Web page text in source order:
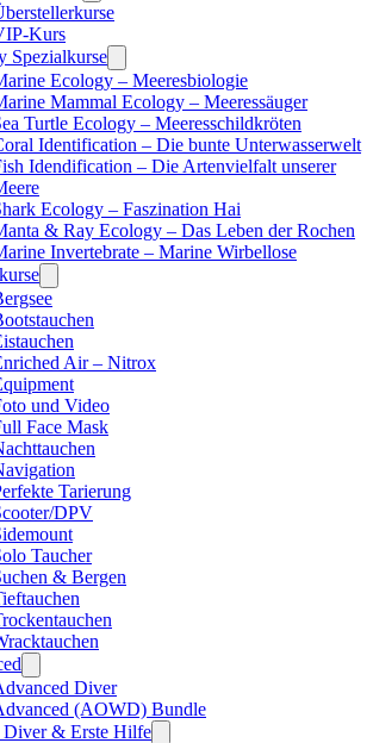
Kurs
Spezialkurse
Ecology – Meeresbiologie
Mammal Ecology – Meeressäuger
Turtle Ecology – Meeresschildkröten
Identification – Die bunte Unterwasserwelt
Idendification – Die Artenvielfalt unserer
Ecology – Faszination Hai
& Ray Ecology – Das Leben der Rochen
Invertebrate – Marine Wirbellose
Air – Nitrox
und Video
Face Mask
Tarierung
DPV
Taucher
& Bergen
Diver
(AOWD) Bundle
Diver & Erste Hilfe